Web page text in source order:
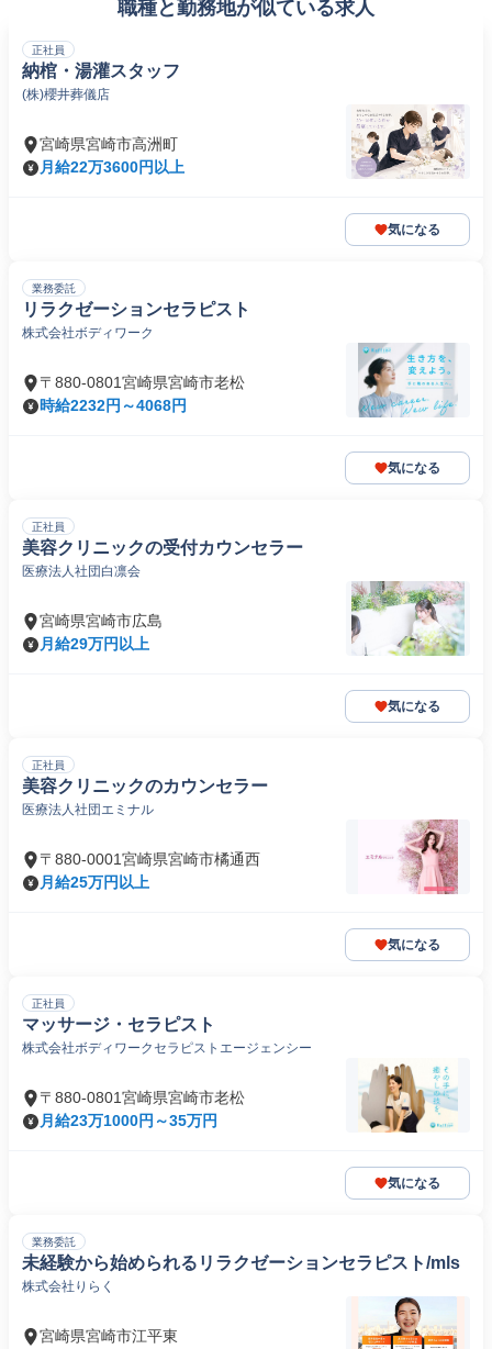
職種と勤務地が似ている求人
正社員
納棺・湯灌スタッフ
(株)櫻井葬儀店
宮崎県宮崎市高洲町
月給22万3600円以上
気になる
業務委託
リラクゼーションセラピスト
株式会社ボディワーク
〒880-0801宮崎県宮崎市老松
時給2232円～4068円
気になる
正社員
美容クリニックの受付カウンセラー
医療法人社団白凛会
宮崎県宮崎市広島
月給29万円以上
気になる
正社員
美容クリニックのカウンセラー
医療法人社団エミナル
〒880-0001宮崎県宮崎市橘通西
月給25万円以上
気になる
正社員
マッサージ・セラピスト
株式会社ボディワークセラピストエージェンシー
〒880-0801宮崎県宮崎市老松
月給23万1000円～35万円
気になる
業務委託
未経験から始められるリラクゼーションセラピスト/mls
株式会社りらく
宮崎県宮崎市江平東